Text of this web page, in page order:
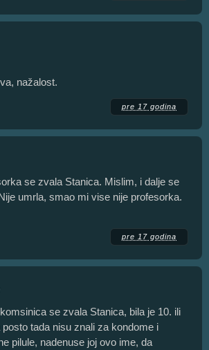
nažalost.
pre 17 godina
se zvala Stanica. Mislim, i dalje se
umrla, smao mi vise nije profesorka.
pre 17 godina
se zvala Stanica, bila je 10. ili
posto tada nisu znali za kondome i
pilule, nadenuse joj ovo ime, da